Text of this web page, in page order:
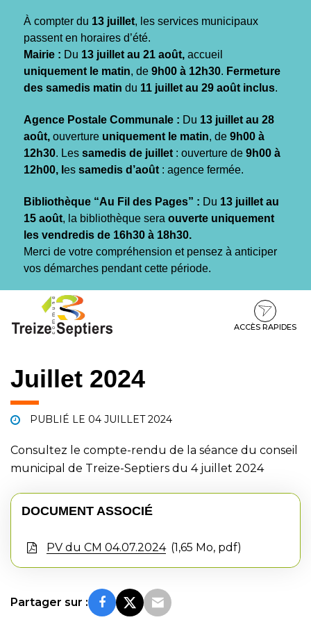
À compter du 13 juillet, les services municipaux
passent en horaires d’été.
Mairie : Du 13 juillet au 21 août, accueil
uniquement le matin, de 9h00 à 12h30. Fermeture
des samedis matin du 11 juillet au 29 août inclus.
Agence Postale Communale : Du 13 juillet au 28
août, ouverture uniquement le matin, de 9h00 à
12h30. Les samedis de juillet : ouverture de 9h00 à
12h00, l es samedis d’août : agence fermée.
Bibliothèque “Au Fil des Pages” : Du 13 juillet au
15 août, la bibliothèque sera ouverte uniquement
les vendredis de 16h30 à 18h30.
Merci de votre compréhension et pensez à anticiper
vos démarches pendant cette période.
contenu
pied
ACCÈS RAPIDES
Juillet 2024
PUBLIÉ LE 04 JUILLET 2024
Consultez le compte-rendu de la séance du conseil
municipal de Treize-Septiers du 4 juillet 2024
DOCUMENT ASSOCIÉ
PV du CM 04.07.2024 1,65 Mo, pdf
Partager sur :